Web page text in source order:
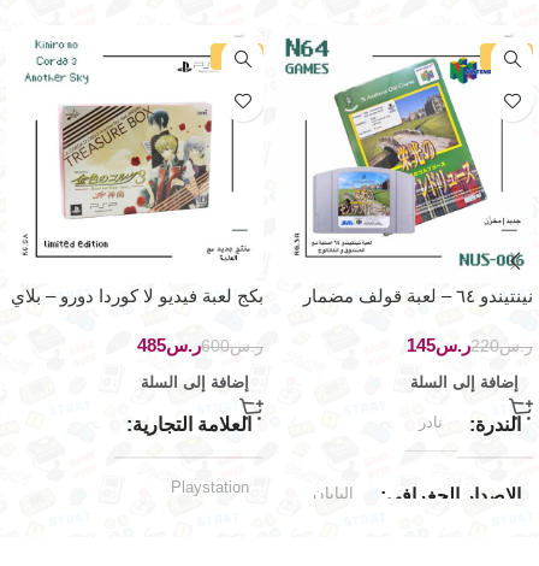
-34%
نينتيندو ٦٤ – لعبة قولف مضمار
ر.س220ر.س145
إضافة إلى السلة
الندرة نادر
الإصدار الجغرافي اليابان
-19%
بكج لعبة فيديو لا كوردا دورو – بلاي
ر.س600ر.س485
إضافة إلى السلة
العلامة التجارية
Playstation